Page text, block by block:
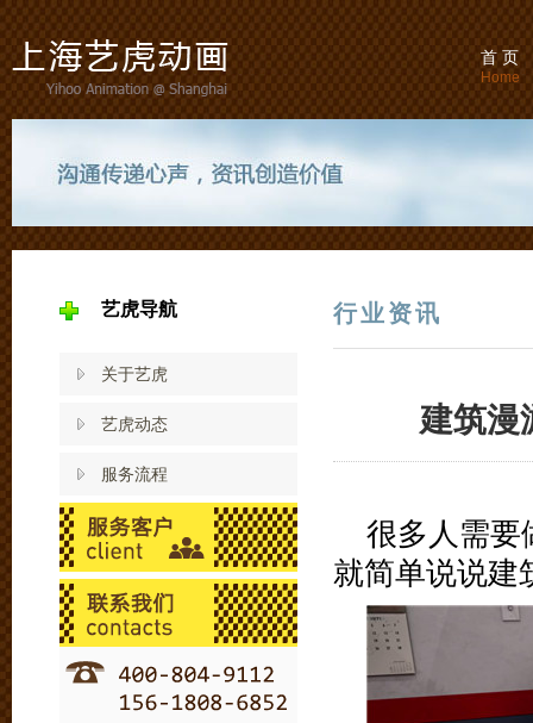
首 页
Home
艺虎导航
关于艺虎
艺虎动态
服务流程
行业资讯
建筑漫
很多人需要
就简单说说建